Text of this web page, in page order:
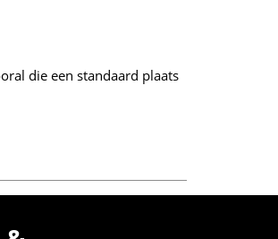
die een standaard plaats